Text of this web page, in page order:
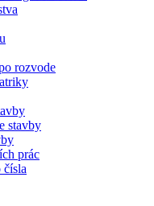
rozvode
stavby
prác
čísla